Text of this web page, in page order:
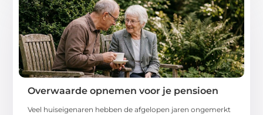
Overwaarde opnemen voor je pensioen
Veel huiseigenaren hebben de afgelopen jaren ongemerkt